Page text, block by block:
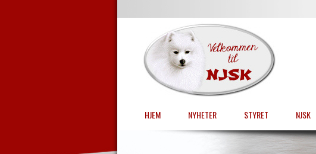
HJEM NYHETER STYRET NJSK